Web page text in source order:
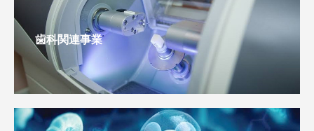
歯科関連事業